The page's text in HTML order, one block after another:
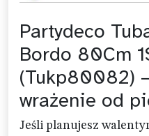
Partydeco
Bordo 80Cm
(Tukp80082)
wrażenie od
Jeśli planujesz